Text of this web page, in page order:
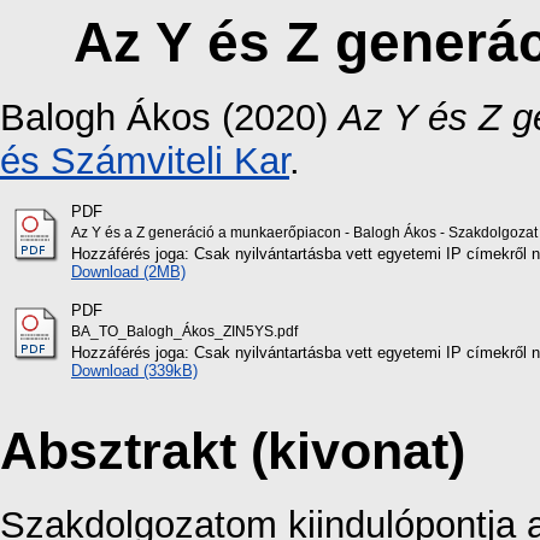
Az Y és Z
Balogh Ákos (2020)Az Y és Z
és Számviteli Kar.
PDF
Az Y és a Z generáció a munkaerőpiacon - Balogh Ákos - Szakdolgozat
Hozzáférés joga: Csak nyilvántartásba vett egyetemi IP címekről
Download (2MB)
PDF
BA_TO_Balogh_Ákos_ZIN5YS.pdf
Hozzáférés joga: Csak nyilvántartásba vett egyetemi IP címekről
Download (339kB)
Absztrakt (kivonat)
Szakdolgozatom kiindulópontja